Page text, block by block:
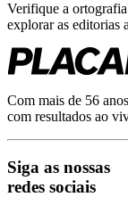
Verifique a
explorar as editorias
Com mais de 56
com resultados ao
Siga as nossas
redes sociais